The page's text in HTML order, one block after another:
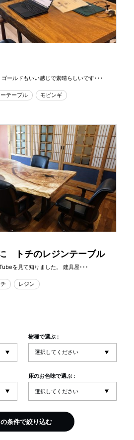
ールドもいい感じで素晴らしいです･･･
ーテーブル モビンギ
トチのレジンテーブル
を見て知りました。 建具屋･･･
チ レジン
樹種で選ぶ :
床のお色味で選ぶ :
条件で絞り込む